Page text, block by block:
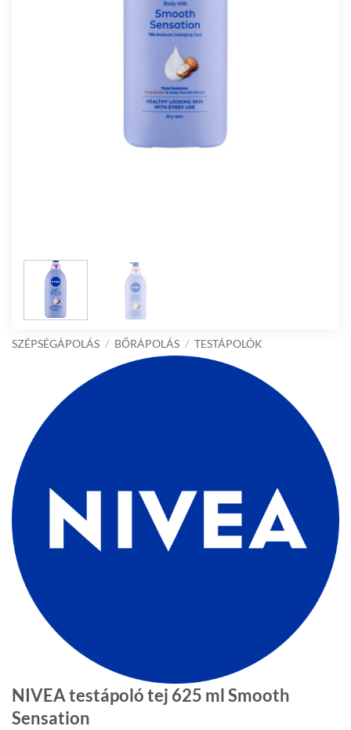
SZÉPSÉGÁPOLÁS / BŐRÁPOLÁS / TESTÁPOLÓK
NIVEA testápoló tej 625 ml Smooth
Sensation